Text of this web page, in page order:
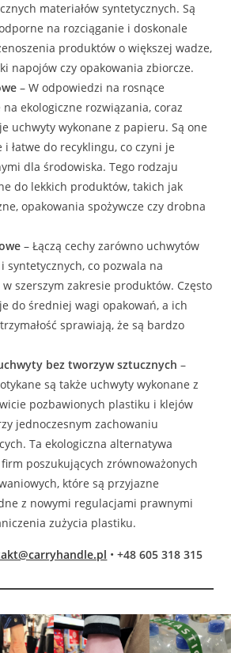
materiałów syntetycznych. Są
na rozciąganie i doskonale
produktów o większej wadze,
napojów czy opakowania zbiorcze.
– W odpowiedzi na rosnące
ekologiczne rozwiązania, coraz
uchwyty wykonane z papieru. Są one
łatwe do recyklingu, co czyni je
dla środowiska. Tego rodzaju
do lekkich produktów, takich jak
opakowania spożywcze czy drobna
– Łączą cechy zarówno uchwytów
syntetycznych, co pozwala na
szerszym zakresie produktów. Często
do średniej wagi opakowań, a ich
sprawiają, że są bardzo
bez tworzyw sztucznych –
są także uchwyty wykonane z
pozbawionych plastiku i klejów
jednoczesnym zachowaniu
Ta ekologiczna alternatywa
poszukujących zrównoważonych
które są przyjazne
z nowymi regulacjami prawnymi
zużycia plastiku.
•+48 605 318 315